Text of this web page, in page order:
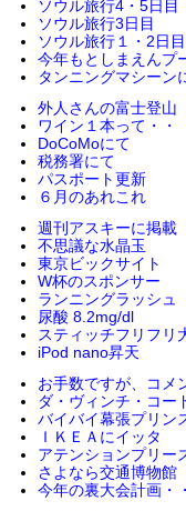
ソウル旅行4・5日目
ソウル旅行3日目
ソウル旅行１・2日目
今年もとしまえんプ
タンニングマシーン
外人さんの富士登山
ワイン１本って・・
DoCoMoにて
税務署にて
パスポート更新
６月のあれこれ
週刊アスキーに掲載
不思議な水晶玉
東京ビックサイト
W杯のスポンサー
ランニングラッシュ
尿酸 8.2mg/dl
スティッチフリフリ
iPod nano昇天
お手数ですが、コメ
ダ・ヴィンチ・コー
バイバイ幕張プリン
ＩＫＥＡにイッタ
アテンションプリー
さよなら交通博物館
今年の裏大会計画・